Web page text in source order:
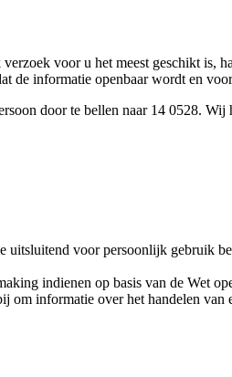
voor u het meest geschikt is,
informatie openbaar wordt en
door te bellen naar 14 0528. Wij
voor persoonlijk gebruik
indienen op basis van de Wet
informatie over het handelen